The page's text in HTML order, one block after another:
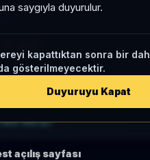
saygıyla duyurulur.
kapattıktan sonra bir
gösterilmeyecektir.
Duyuruyu Kapat
34,1 Mn• Yatırımcı-1
Akışı
açılış sayfası